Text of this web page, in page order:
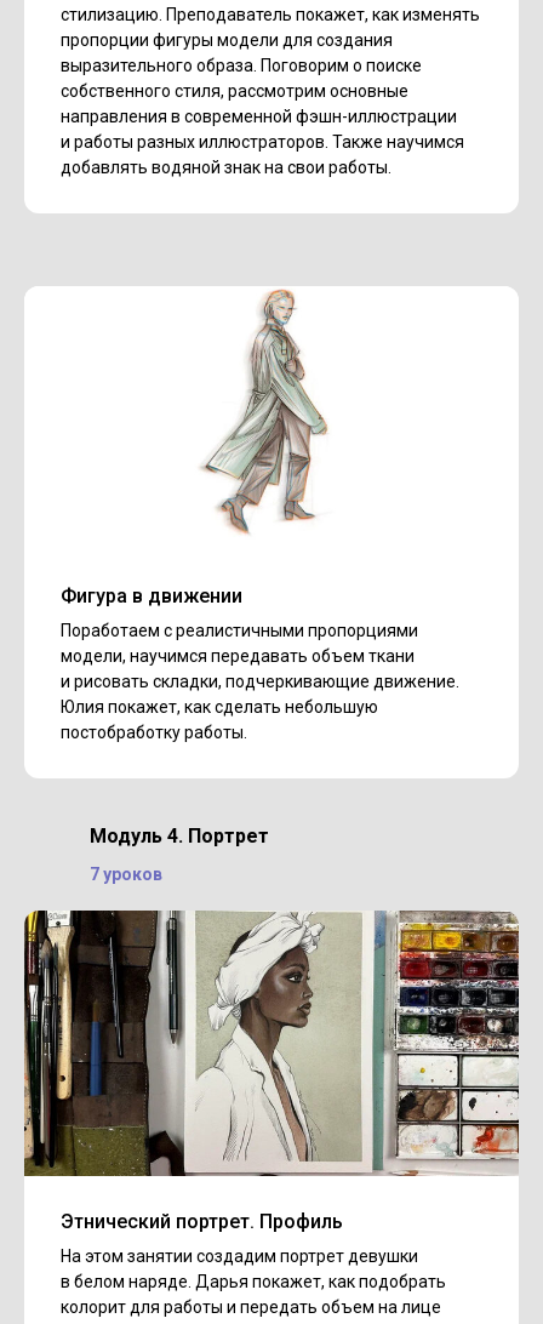
стилизацию. Преподаватель покажет, как изменять
пропорции фигуры модели для создания
выразительного образа. Поговорим о поиске
собственного стиля, рассмотрим основные
направления в современной фэшн-иллюстрации
и работы разных иллюстраторов. Также научимся
добавлять водяной знак на свои работы.
Фигура в движении
Поработаем с реалистичными пропорциями
модели, научимся передавать объем ткани
и рисовать складки, подчеркивающие движение.
Юлия покажет, как сделать небольшую
постобработку работы.
Модуль 4. Портрет
7 уроков
Этнический портрет. Профиль
На этом занятии создадим портрет девушки
в белом наряде. Дарья покажет, как подобрать
колорит для работы и передать объем на лице